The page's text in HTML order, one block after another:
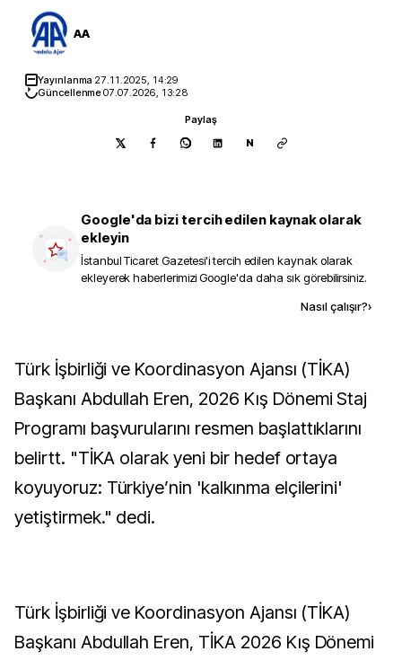
AA
Yayınlanma 27.11.2025, 14:29
Güncellenme07.07.2026, 13:28
Paylaş
N
Google'da bizi tercih edilen kaynak olarak
ekleyin
İstanbul Ticaret Gazetesi'i tercih edilen kaynak olarak
ekleyerek haberlerimizi Google'da daha sık görebilirsiniz.
Nasıl çalışır?›
Türk İşbirliği ve Koordinasyon Ajansı (TİKA)
Başkanı Abdullah Eren, 2026 Kış Dönemi Staj
Programı başvurularını resmen başlattıklarını
belirtt. "TİKA olarak yeni bir hedef ortaya
koyuyoruz: Türkiye’nin 'kalkınma elçilerini'
yetiştirmek." dedi.
Türk İşbirliği ve Koordinasyon Ajansı (TİKA)
Başkanı Abdullah Eren, TİKA 2026 Kış Dönemi